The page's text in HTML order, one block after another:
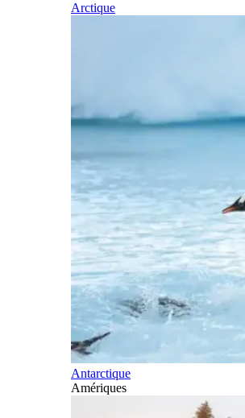
Arctique
Antarctique
Amériques